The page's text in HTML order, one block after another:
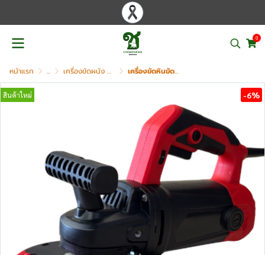
0
หน้าแรก ... เครื่องขัดผนัง ขัดพื้น ขัดหินขัด ลอกผนัง เครื่องขัดหินขัด มือถือ 6 นิ้ว OKURA รุ่น OK-SPM150
สินค้าใหม่ -6%